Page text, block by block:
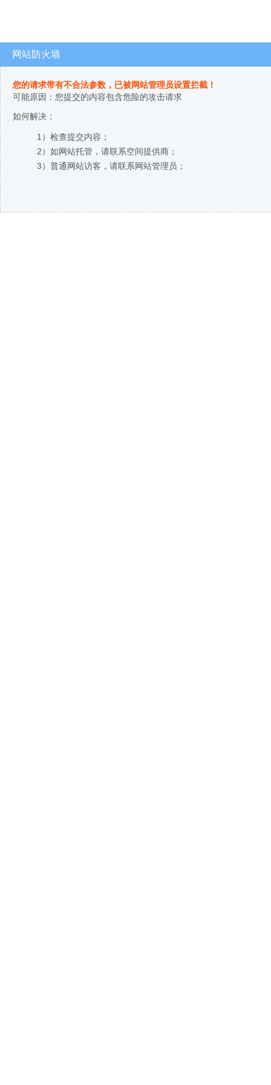
网站防火墙
您的请求带有不合法参数，已被网站管理员设置拦截！
可能原因：您提交的内容包含危险的攻击请求
如何解决：
1）检查提交内容；
2）如网站托管，请联系空间提供商；
3）普通网站访客，请联系网站管理员；